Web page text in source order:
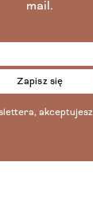
mail.
Zapisz się
akceptujesz